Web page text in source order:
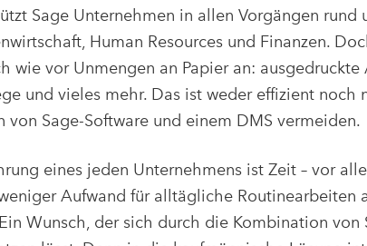
Sage Unternehmen in allen Vorgängen rund
Human Resources und Finanzen.
wie vor Unmengen an Papier an: ausgedruckte
und vieles mehr. Das ist weder effizient noch
Sage-Software und einem DMS vermeiden.
eines jeden Unternehmens ist Zeit – vor
Aufwand für alltägliche Routinearbeiten
Wunsch, der sich durch die Kombination von